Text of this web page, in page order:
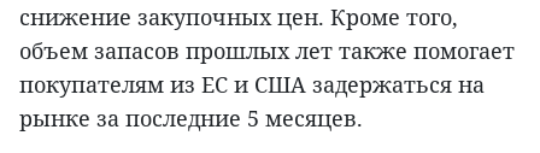
снижение закупочных цен. Кроме того,
объем запасов прошлых лет также помогает
покупателям из ЕС и США задержаться на
рынке за последние 5 месяцев.